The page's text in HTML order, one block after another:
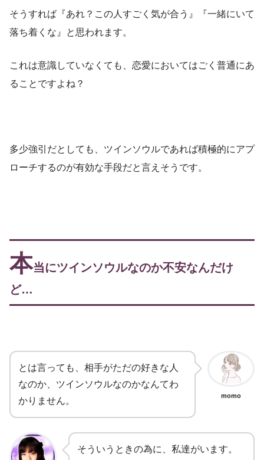
そうすれば『あれ？この人すごく気が合う』『一緒にいて
落ち着くな』と思われます。
これは意識していなくても、恋愛においてはごく普通にあ
ることですよね？
多少強引だとしても、ツインソウルであれば積極的にアプ
ローチするのが有効な手段だと言えそうです。
本当にツインソウルなのか不安なんだけ
ど…
とは言っても、相手がただの好きな人
なのか、ツインソウルなのかなんてわ
かりません。
momo
そういうときの為に、私達がいます。